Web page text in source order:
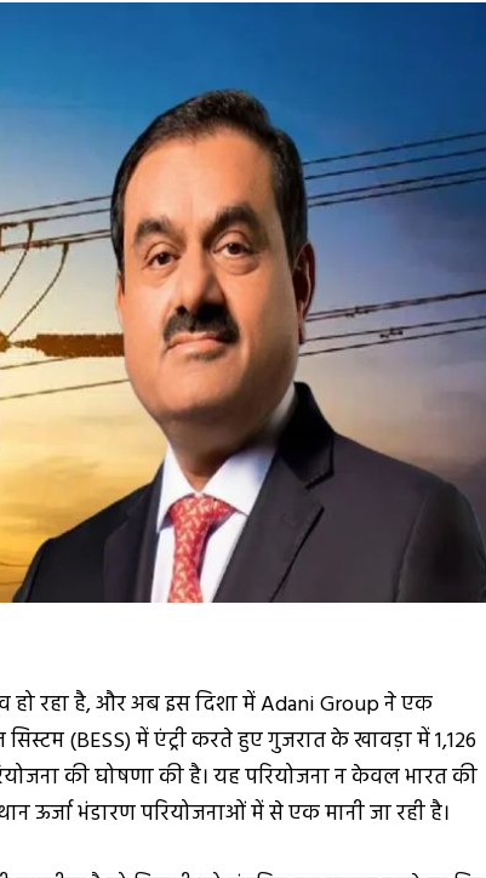
हो रहा है, और अब इस दिशा में Adani Group ने एक
(BESS) में एंट्री करते हुए गुजरात के खावड़ा में 1,126
की घोषणा की है। यह परियोजना न केवल भारत की
ऊर्जा भंडारण परियोजनाओं में से एक मानी जा रही है।